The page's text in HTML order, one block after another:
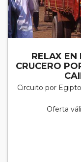
RELAX EN
CRUCERO
Circuito por
Oferta